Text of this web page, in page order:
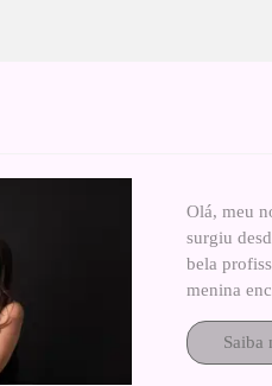
Olá, meu
surgiu
bela
menina
Saiba